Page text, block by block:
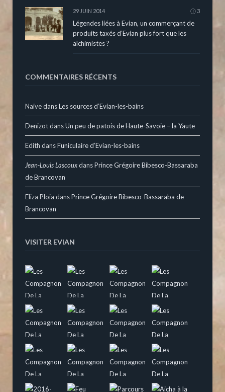
29 JUIN 2014 3
Légendes liées à Evian, un commerçant de
produits taxés d’Evian plus fort que les
alchimistes ?
COMMENTAIRES RÉCENTS
NaivedansLes sources d’Evian-les-bains
DenizotdansUn peu de patois de Haute-Savoie – la Yaute
Edith dansFuniculaire d’Evian-les-bains
Jean-Louis LascouxdansPrince Grégoire Bibesco-Bassaraba
de Brancovan
Eliza Ploia dansPrince Grégoire Bibesco-Bassaraba de
Brancovan
VISITER EVIAN